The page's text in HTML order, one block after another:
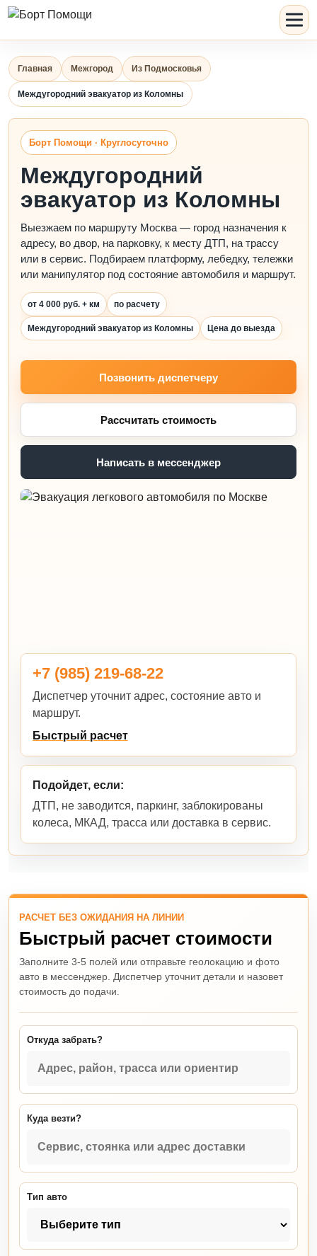
Главная Межгород Из Подмосковья
Междугородний эвакуатор из Коломны
Борт Помощи · Круглосуточно
Междугородний
эвакуатор из Коломны
Выезжаем по маршруту Москва — город назначения к
адресу, во двор, на парковку, к месту ДТП, на трассу
или в сервис. Подбираем платформу, лебедку, тележки
или манипулятор под состояние автомобиля и маршрут.
от 4 000 руб. + км по расчету
Междугородний эвакуатор из Коломны Цена до выезда
Позвонить диспетчеру
Рассчитать стоимость
Написать в мессенджер
+7 (985) 219-68-22
Диспетчер уточнит адрес, состояние авто и
маршрут.
Быстрый расчет
Подойдет, если:
ДТП, не заводится, паркинг, заблокированы
колеса, МКАД, трасса или доставка в сервис.
РАСЧЕТ БЕЗ ОЖИДАНИЯ НА ЛИНИИ
Быстрый расчет стоимости
Заполните 3-5 полей или отправьте геолокацию и фото
авто в мессенджер. Диспетчер уточнит детали и назовет
стоимость до подачи.
Откуда забрать?
Куда везти?
Тип авто